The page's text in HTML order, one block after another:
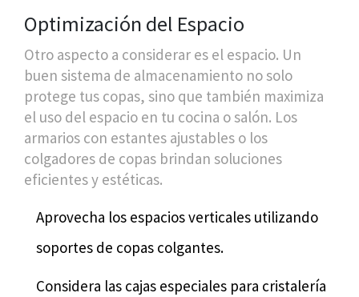
Optimización del Espacio
Otro aspecto a considerar es el espacio. Un
buen sistema de almacenamiento no solo
protege tus copas, sino que también maximiza
el uso del espacio en tu cocina o salón. Los
armarios con estantes ajustables o los
colgadores de copas brindan soluciones
eficientes y estéticas.
Aprovecha los espacios verticales utilizando
soportes de copas colgantes.
Considera las cajas especiales para cristalería